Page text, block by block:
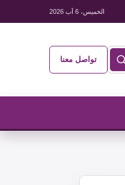
الخميس، 6 آب 2026
تواصل معنا